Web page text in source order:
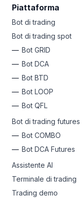
Piattaforma
Bot di trading
Bot di trading spot
Bot GRID
Bot DCA
Bot BTD
Bot LOOP
Bot QFL
Bot di trading futures
Bot COMBO
Bot DCA Futures
Assistente AI
Terminale di trading
Trading demo